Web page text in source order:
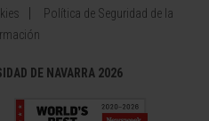
Política de Seguridad de la
DE NAVARRA 2026